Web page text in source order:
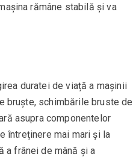
rămâne stabilă și va
duratei de viață a mașinii
bruște, schimbările bruste de
asupra componentelor
întreținere mai mari și la
a frânei de mână și a